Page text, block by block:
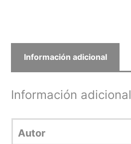
Información adicional
Información adicional
Autor